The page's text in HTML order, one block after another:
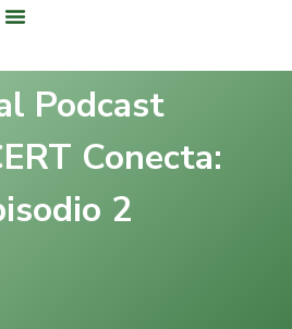
Podcast
Conecta:
2